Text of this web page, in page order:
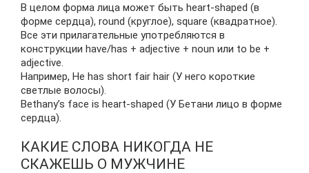
В целом форма лица может быть heart-shaped (в
форме сердца), round (круглое), square (квадратное).
Все эти прилагательные употребляются в
конструкции have/has + adjective + noun или to be +
adjective.
Например, He has short fair hair (У него короткие
светлые волосы).
Bethany’s face is heart-shaped (У Бетани лицо в форме
сердца).
КАКИЕ СЛОВА НИКОГДА НЕ
СКАЖЕШЬ О МУЖЧИНЕ